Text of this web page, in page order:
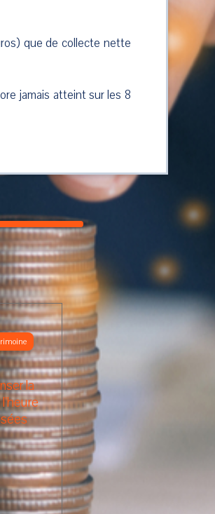
que de collecte nette
jamais atteint sur les 8
la